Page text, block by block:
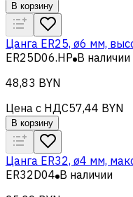
В корзину
Цанга ER25, ø6 мм,
ER25D06.HP В наличии
48,83 BYN
Цена с НДС57,44 BYN
В корзину
Цанга ER32, ø4 мм,
ER32D04 В наличии